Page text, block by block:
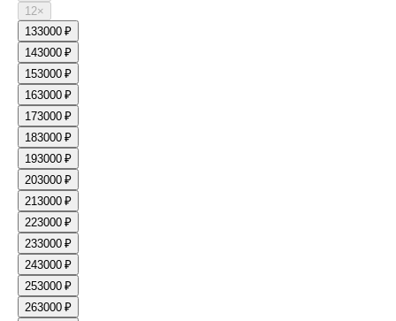
12×
133000 ₽
143000 ₽
153000 ₽
163000 ₽
173000 ₽
183000 ₽
193000 ₽
203000 ₽
213000 ₽
223000 ₽
233000 ₽
243000 ₽
253000 ₽
263000 ₽